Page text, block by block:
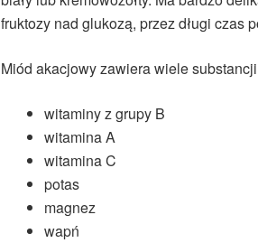
fruktozy nad glukozą, przez długi czas
Miód akacjowy zawiera wiele
witaminy z grupy B
witamina A
witamina C
potas
magnez
wapń